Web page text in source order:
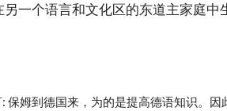
一个语言和文化区的东道主家庭中
保姆到德国来，为的是提高德语知识。因